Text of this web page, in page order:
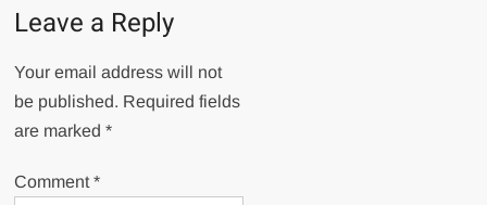
Leave a Reply
Your email address will not
be published. Required fields
are marked*
Comment*